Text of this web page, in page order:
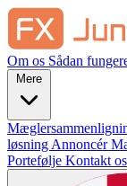
Om os Sådan
løsning Annoncér
Portefølje Kontakt os